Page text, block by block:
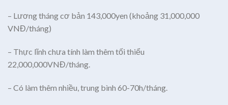
– Lương tháng cơ bản 143,000yen (khoảng 31,000,000
VNĐ/tháng)
– Thực lĩnh chưa tính làm thêm tối thiểu
22,000,000VNĐ/tháng.
– Có làm thêm nhiều, trung bình 60-70h/tháng.